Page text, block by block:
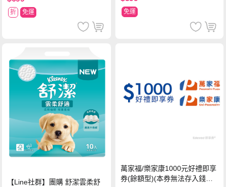
折 免運 免運
【Line社群】團購 舒潔雲柔舒
萬家福/樂家康1000元好禮即享
券(餘額型)(本券無法存入錢包